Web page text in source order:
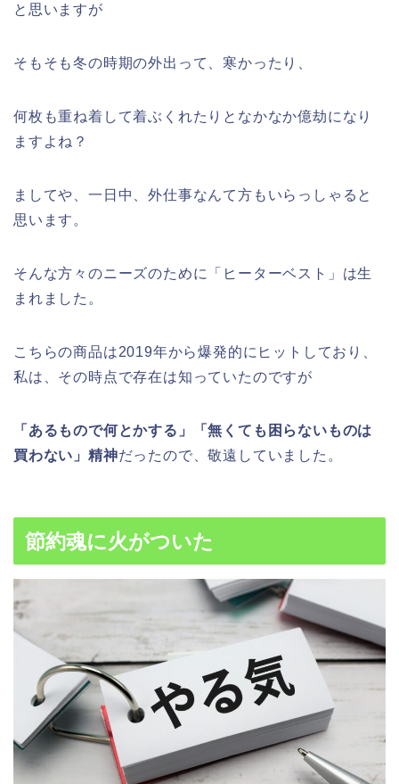
と思いますが
そもそも冬の時期の外出って、寒かったり、
何枚も重ね着して着ぶくれたりとなかなか億劫になり
ますよね？
ましてや、一日中、外仕事なんて方もいらっしゃると
思います。
そんな方々のニーズのために「ヒーターベスト」は生
まれました。
こちらの商品は2019年から爆発的にヒットしており、
私は、その時点で存在は知っていたのですが
「あるもので何とかする」「無くても困らないものは
買わない」精神だったので、敬遠していました。
節約魂に火がついた